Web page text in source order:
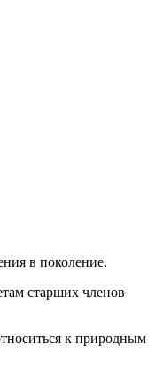
в поколение.
старших членов
к природным